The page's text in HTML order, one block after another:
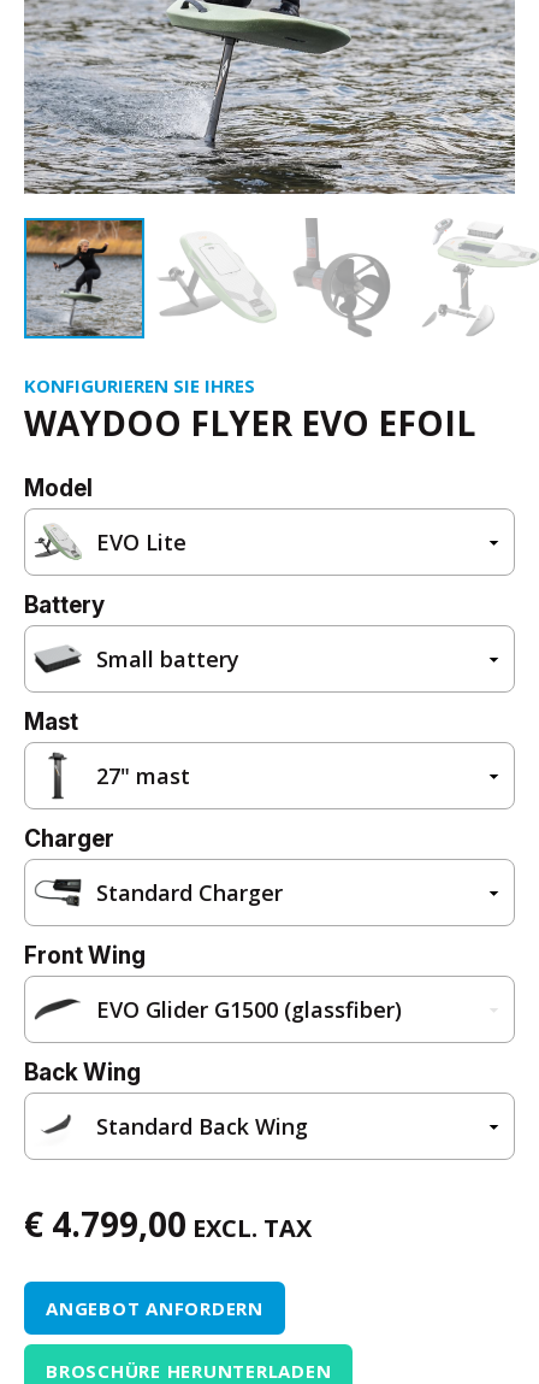
KONFIGURIEREN SIE IHRES
WAYDOO FLYER EVO EFOIL
Model
EVO Lite
Battery
Small battery
Mast
27" mast
Charger
Standard Charger
Front Wing
EVO Glider G1500 (glassfiber)
Back Wing
Standard Back Wing
€ 4.799,00 EXCL. TAX
ANGEBOT ANFORDERN
BROSCHÜRE HERUNTERLADEN